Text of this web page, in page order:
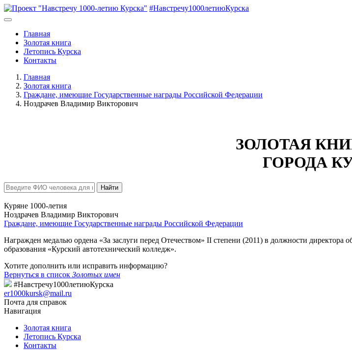
#Навстречу1000летиюКурска
Главная
Золотая книга
Летопись Курска
Контакты
Главная
Золотая книга
Граждане, имеющие Государственные награды Российской Федерации
Ноздрачев Владимир Викторович
ЗОЛОТАЯ
ГОРОДА
Найти
Куряне 1000-летия
Ноздрачев Владимир Викторович
Граждане, имеющие Государственные награды Российской Федерации
Награжден медалью ордена «За заслуги перед Отечеством» II степени (2011) в должности директора
образования «Курский автотехнический колледж».
Хотите дополнить или исправить информацию?
Вернуться в список Золотых имен
#Навстречу1000летиюКурска
er1000kursk@mail.ru
Почта для справок
Навигация
Золотая книга
Летопись Курска
Контакты